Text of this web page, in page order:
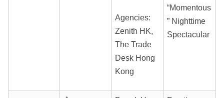
Agencies:
Zenith HK,
The Trade
Desk Hong
Kong
“Momentous
” Nighttime
Spectacular